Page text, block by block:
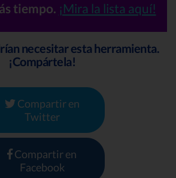
tiempo. ¡Mira la lista aquí!
necesitar esta herramienta.
¡Compártela!
Compartir en
Twitter
Compartir en
Facebook